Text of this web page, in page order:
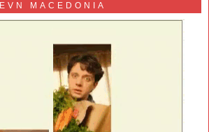
EVN MACEDONIA